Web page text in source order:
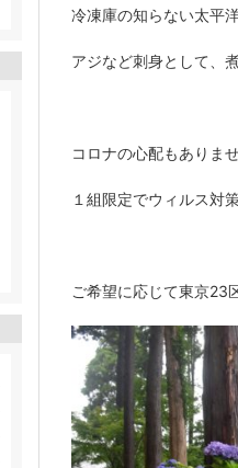
冷凍庫の知らない太平
アジなど刺身として、
コロナの心配もありませ
１組限定でウィルス対
ご希望に応じて東京23